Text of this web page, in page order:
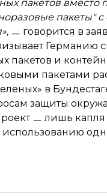
пакетов вместо
пакеты"
ㅡ говорится в
Германию
пакетов и
пакетами
в
защиты
ㅡ лишь
использованию